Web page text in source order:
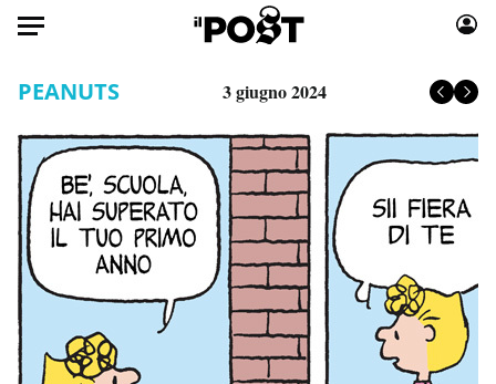
HOME
Italia
Mondo
Politica
Tecnologia
Scienza
Cultura
Moda
Libri
Consumismi
Storie/Idee
Ok Boomer!
Media
Europa
PEANUTS 3 giugno 2024